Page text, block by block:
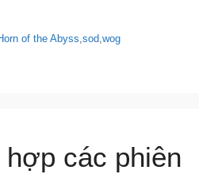
of the Abyss,sod,wog
các phiên